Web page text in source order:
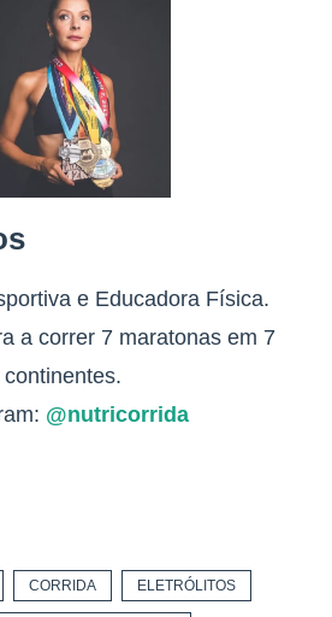
e Educadora Física.
a correr 7 maratonas em 7
continentes.
@nutricorrida
CORRIDA ELETRÓLITOS